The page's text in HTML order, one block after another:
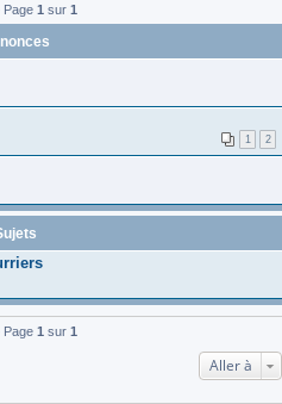
Page 1 sur 1
1 2
Page 1 sur 1
Aller à